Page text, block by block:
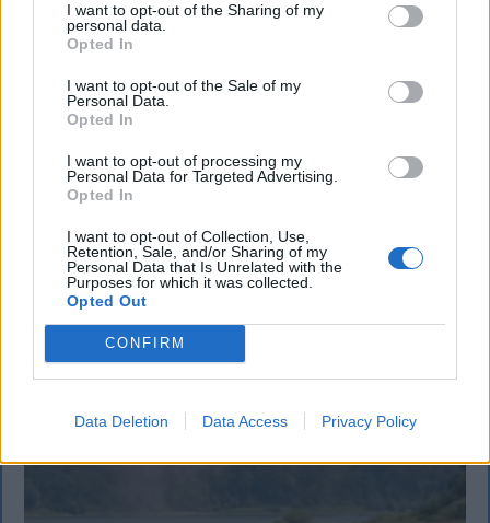
I want to opt-out of the Sharing of my
personal data.
Opted In
I want to opt-out of the Sale of my
Personal Data.
Opted In
I want to opt-out of processing my
Personal Data for Targeted Advertising.
Opted In
I want to opt-out of Collection, Use,
Retention, Sale, and/or Sharing of my
Personal Data that Is Unrelated with the
Purposes for which it was collected.
Opted Out
CONFIRM
Data Deletion Data Access Privacy Policy
KRÓNIKA
Meddig használható még a régi
személyi?
Sok román állampolgár még mindig az 1997-es
mintára kiállított személyi igazolványt használja,
amint az új elektronikus és egyszerű személyi
igazolványok országszerte elérhetővé válnak.